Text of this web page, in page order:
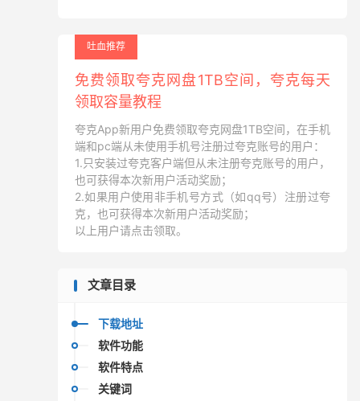
吐血推荐
免费领取夸克网盘1TB空间，夸克每天
领取容量教程
夸克App新用户免费领取夸克网盘1TB空间，在手机
端和pc端从未使用手机号注册过夸克账号的用户：
1.只安装过夸克客户端但从未注册夸克账号的用户，
也可获得本次新用户活动奖励；
2.如果用户使用非手机号方式（如qq号）注册过夸
克，也可获得本次新用户活动奖励；
以上用户请点击领取。
文章目录
下载地址
软件功能
软件特点
关键词